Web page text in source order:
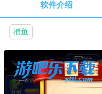
软件介绍
捕鱼